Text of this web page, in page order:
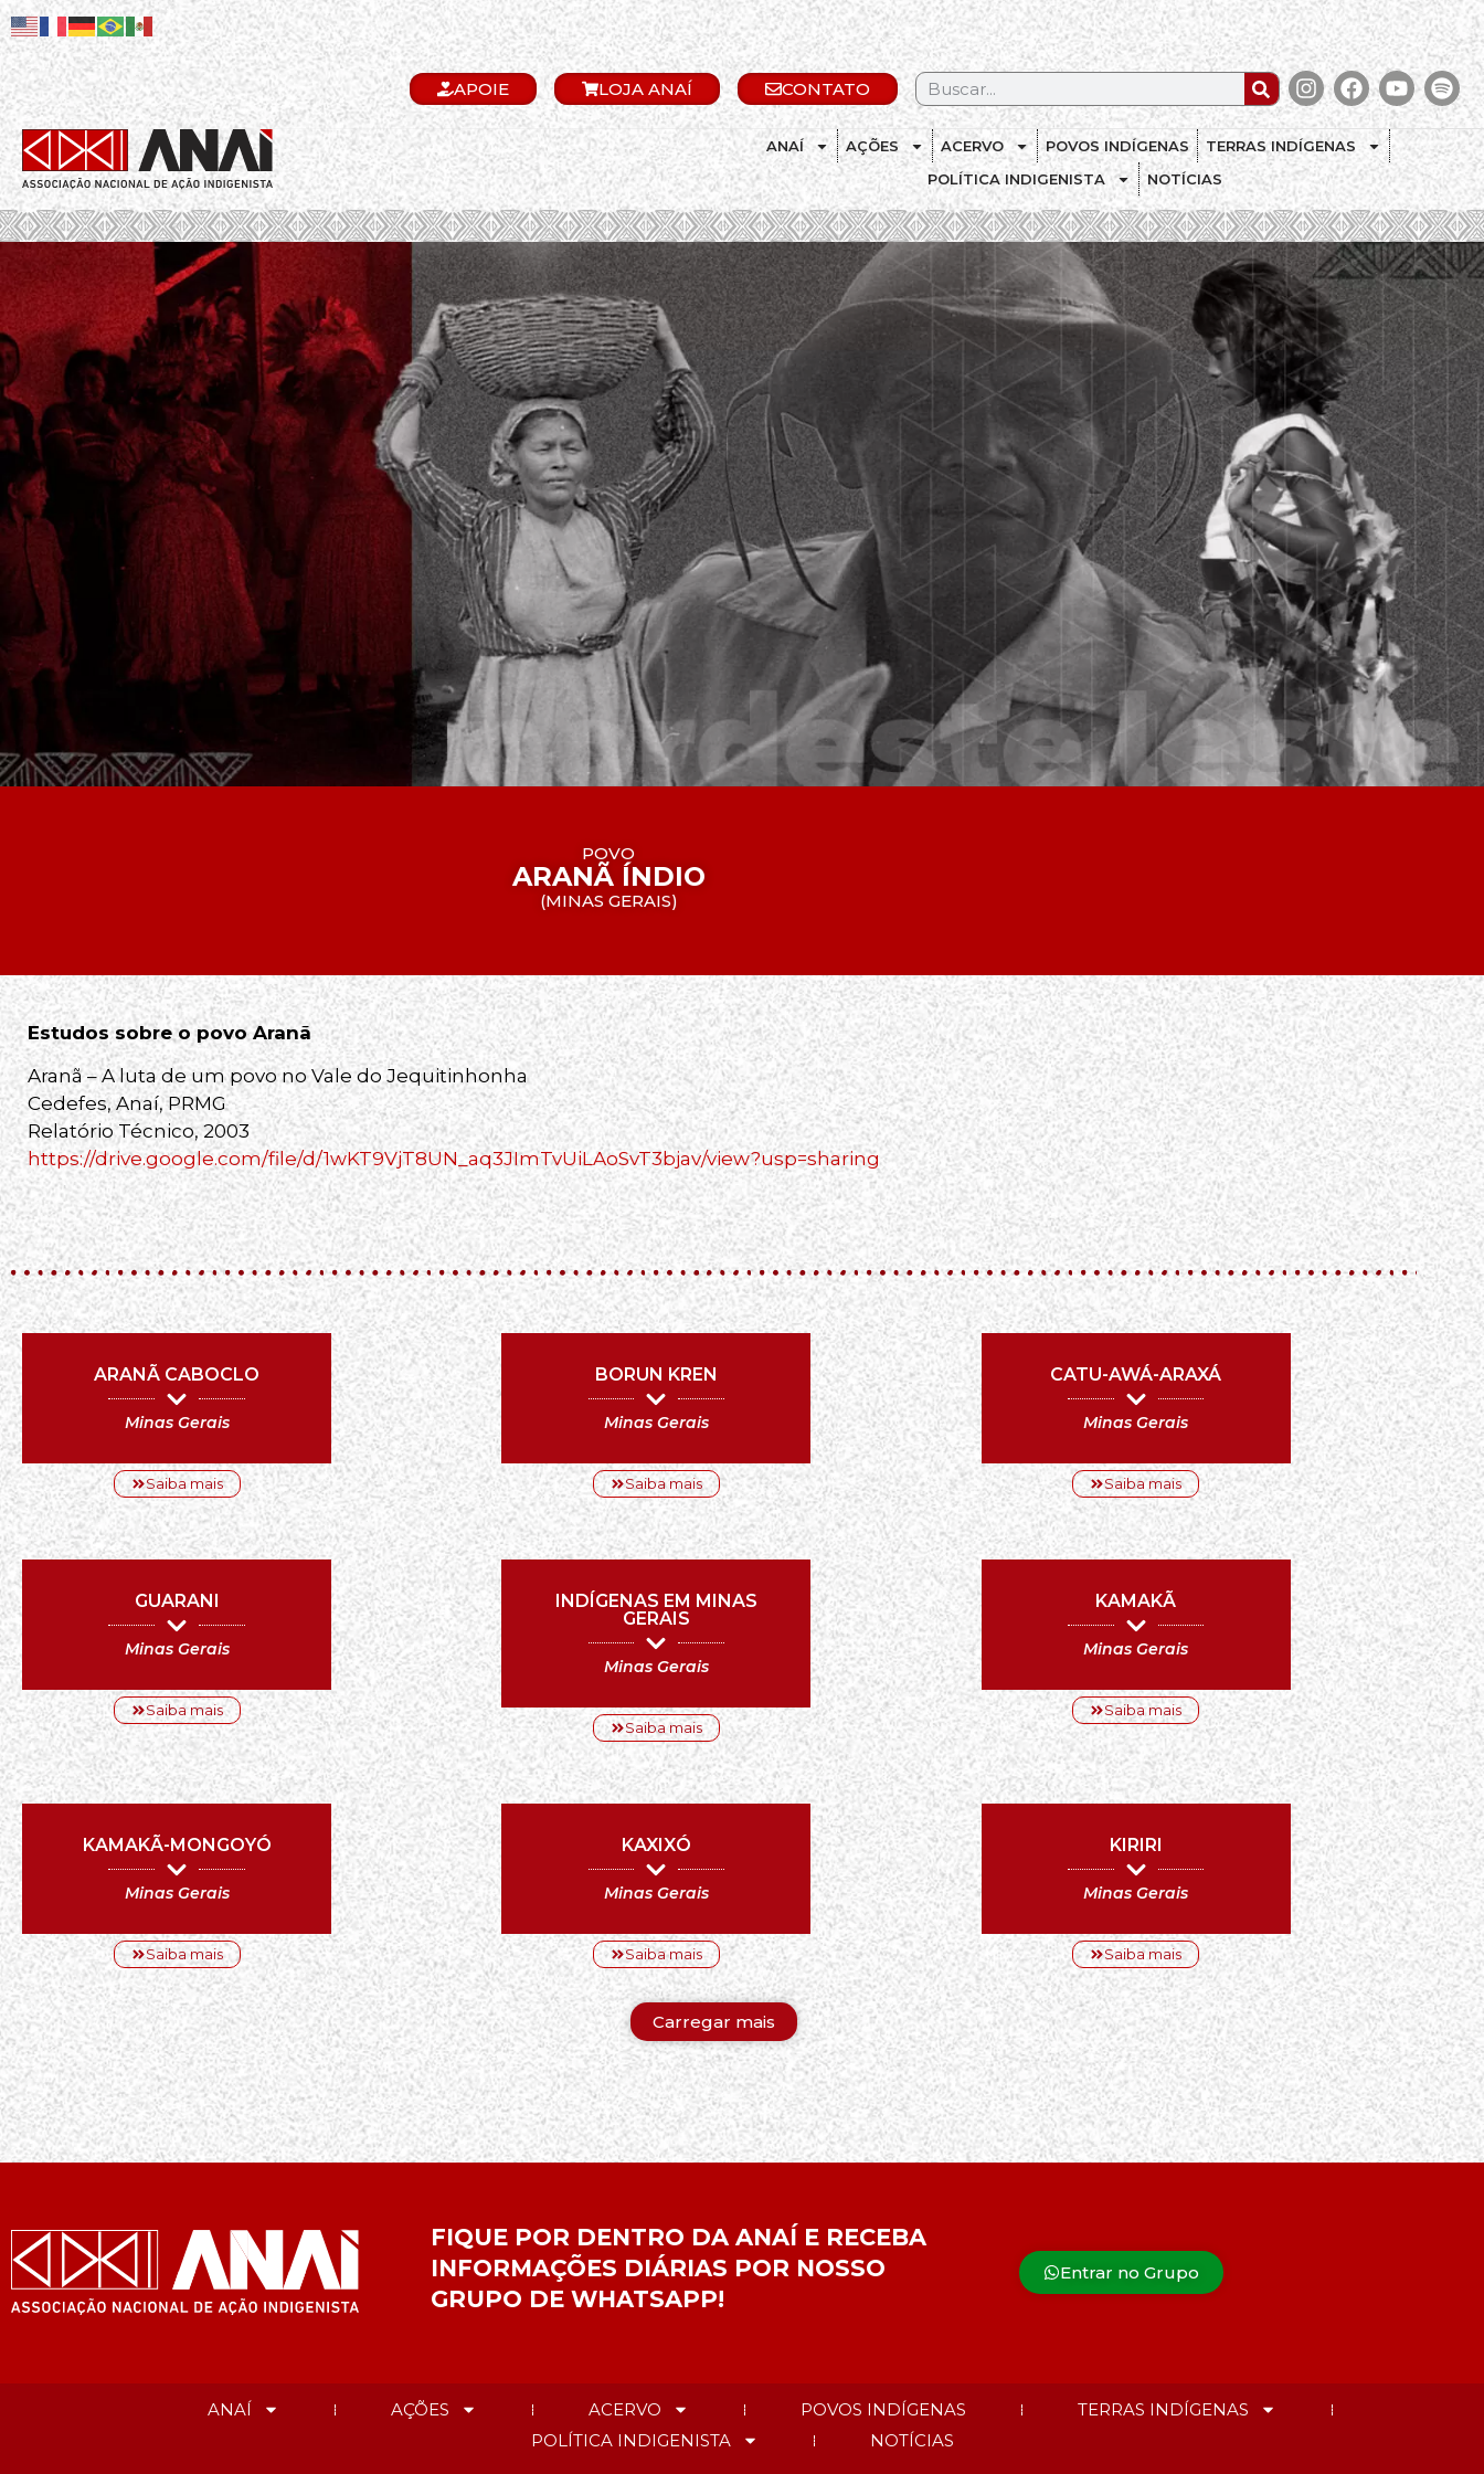
APOIE LOJA ANAÍ CONTATO
ANAÍ AÇÕES ACERVO POVOS INDÍGENAS
TERRAS INDÍGENAS
POLÍTICA INDIGENISTA
NOTÍCIAS
.
POVO
ARANÃ ÍNDIO
(MINAS GERAIS)
Estudos sobre o povo Aranã
Aranã – A luta de um povo no Vale do Jequitinhonha
Cedefes, Anaí, PRMG
Relatório Técnico, 2003
https://drive.google.com/file/d/1wKT9VjT8UN_aq3JImTvUiLAoSvT3bjav/view?usp=sharing
ARANÃ CABOCLO
Minas Gerais
Saiba mais
BORUN KREN
Minas Gerais
Saiba mais
CATU-AWÁ-ARAXÁ
Minas Gerais
Saiba mais
GUARANI
Minas Gerais
Saiba mais
INDÍGENAS EM MINAS
GERAIS
Minas Gerais
Saiba mais
KAMAKÃ
Minas Gerais
Saiba mais
KAMAKÃ-MONGOYÓ
Minas Gerais
Saiba mais
KAXIXÓ
Minas Gerais
Saiba mais
KIRIRI
Minas Gerais
Saiba mais
Carregar mais
FIQUE POR DENTRO DA ANAÍ E RECEBA
INFORMAÇÕES DIÁRIAS POR NOSSO
GRUPO DE WHATSAPP!
Entrar no Grupo
ANAÍ AÇÕES ACERVO POVOS INDÍGENAS
TERRAS INDÍGENAS
POLÍTICA INDIGENISTA
NOTÍCIAS